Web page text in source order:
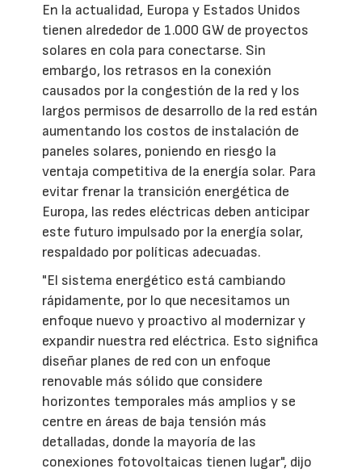
En la actualidad, Europa y Estados Unidos
tienen alrededor de 1.000 GW de proyectos
solares en cola para conectarse. Sin
embargo, los retrasos en la conexión
causados por la congestión de la red y los
largos permisos de desarrollo de la red están
aumentando los costos de instalación de
paneles solares, poniendo en riesgo la
ventaja competitiva de la energía solar. Para
evitar frenar la transición energética de
Europa, las redes eléctricas deben anticipar
este futuro impulsado por la energía solar,
respaldado por políticas adecuadas.
"El sistema energético está cambiando
rápidamente, por lo que necesitamos un
enfoque nuevo y proactivo al modernizar y
expandir nuestra red eléctrica. Esto significa
diseñar planes de red con un enfoque
renovable más sólido que considere
horizontes temporales más amplios y se
centre en áreas de baja tensión más
detalladas, donde la mayoría de las
conexiones fotovoltaicas tienen lugar", dijo